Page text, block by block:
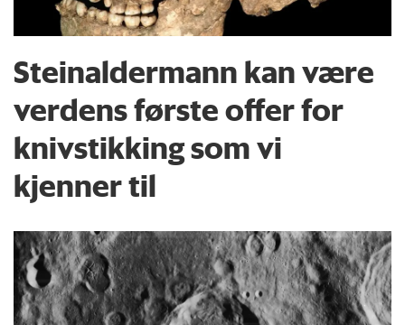
Steinaldermann kan være
verdens første offer for
knivstikking som vi
kjenner til